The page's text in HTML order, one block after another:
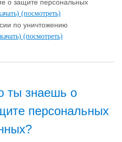
о защите персональных
(посмотреть)
по уничтожению
(посмотреть)
ты знаешь о
персональных